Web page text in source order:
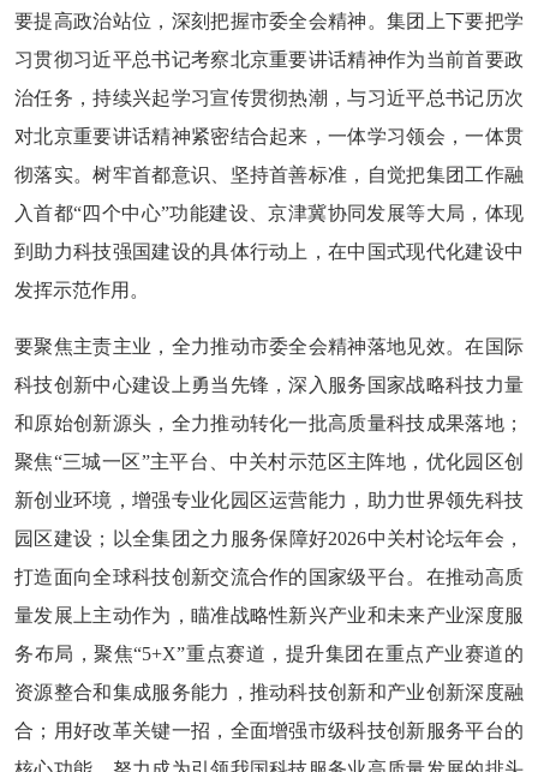
要提高政治站位，深刻把握市委全会精神。集团上下要把学
习贯彻习近平总书记考察北京重要讲话精神作为当前首要政
治任务，持续兴起学习宣传贯彻热潮，与习近平总书记历次
对北京重要讲话精神紧密结合起来，一体学习领会，一体贯
彻落实。树牢首都意识、坚持首善标准，自觉把集团工作融
入首都“四个中心”功能建设、京津冀协同发展等大局，体现
到助力科技强国建设的具体行动上，在中国式现代化建设中
发挥示范作用。
要聚焦主责主业，全力推动市委全会精神落地见效。在国际
科技创新中心建设上勇当先锋，深入服务国家战略科技力量
和原始创新源头，全力推动转化一批高质量科技成果落地；
聚焦“三城一区”主平台、中关村示范区主阵地，优化园区创
新创业环境，增强专业化园区运营能力，助力世界领先科技
园区建设；以全集团之力服务保障好2026中关村论坛年会，
打造面向全球科技创新交流合作的国家级平台。在推动高质
量发展上主动作为，瞄准战略性新兴产业和未来产业深度服
务布局，聚焦“5+X”重点赛道，提升集团在重点产业赛道的
资源整合和集成服务能力，推动科技创新和产业创新深度融
合；用好改革关键一招，全面增强市级科技创新服务平台的